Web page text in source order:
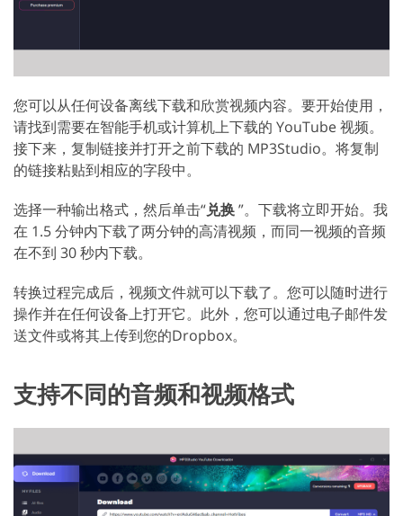
您可以从任何设备离线下载和欣赏视频内容。要开始使用，
请找到需要在智能手机或计算机上下载的 YouTube 视频。
接下来，复制链接并打开之前下载的 MP3Studio。将复制
的链接粘贴到相应的字段中。
选择一种输出格式，然后单击“兑换”。下载将立即开始。我
在 1.5 分钟内下载了两分钟的高清视频，而同一视频的音频
在不到 30 秒内下载。
转换过程完成后，视频文件就可以下载了。您可以随时进行
操作并在任何设备上打开它。此外，您可以通过电子邮件发
送文件或将其上传到您的Dropbox。
支持不同的音频和视频格式